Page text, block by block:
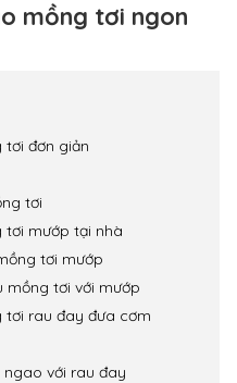
mồng tơi ngon
đơn giản
tơi
tơi mướp tại nhà
tơi mướp
mồng tơi với mướp
tơi rau đay đưa cơm
với rau đay